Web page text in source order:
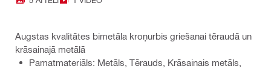
Augstas kvalitātes bimetāla kroņurbis griešanai tēraudā un
krāsainajā metālā
Pamatmateriāls: Metāls, Tērauds, Krāsainais metāls,